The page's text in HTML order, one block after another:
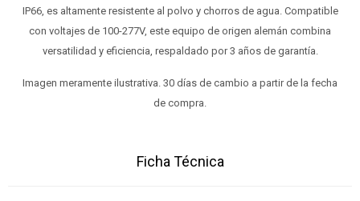
IP66, es altamente resistente al polvo y chorros de agua. Compatible
con voltajes de 100-277V, este equipo de origen alemán combina
versatilidad y eficiencia, respaldado por 3 años de garantía.
Imagen meramente ilustrativa. 30 días de cambio a partir de la fecha
de compra.
Ficha Técnica